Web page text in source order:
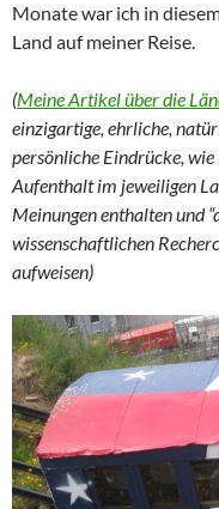
Monate war ich in
Land auf meiner Reise.
(Meine Artikel über die
einzigartige, ehrliche,
persönliche Eindrücke,
Aufenthalt im jeweiligen
Meinungen enthalten und
wissenschaftlichen
aufweisen)